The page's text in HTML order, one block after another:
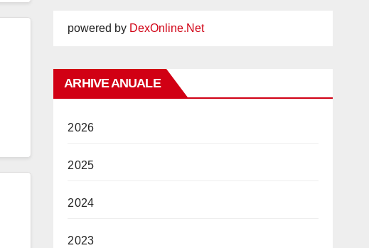
powered by DexOnline.Net
ARHIVE ANUALE
2026
2025
2024
2023